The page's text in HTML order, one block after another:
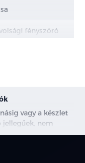
fényszóró
külső
behajtással
vagy a készlet
jellegűek, nem
illusztrációk. A
vegye fel velünk a